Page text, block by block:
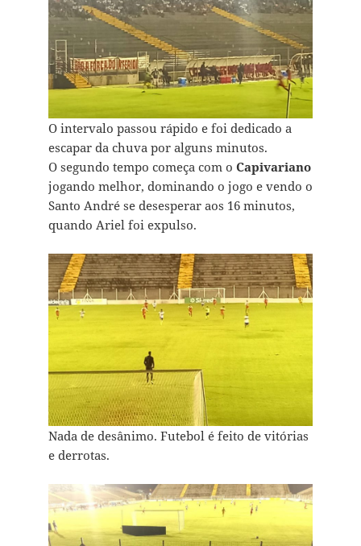
O intervalo passou rápido e foi dedicado a
escapar da chuva por alguns minutos.
O segundo tempo começa com o Capivariano
jogando melhor, dominando o jogo e vendo o
Santo André se desesperar aos 16 minutos,
quando Ariel foi expulso.
Nada de desânimo. Futebol é feito de vitórias
e derrotas.